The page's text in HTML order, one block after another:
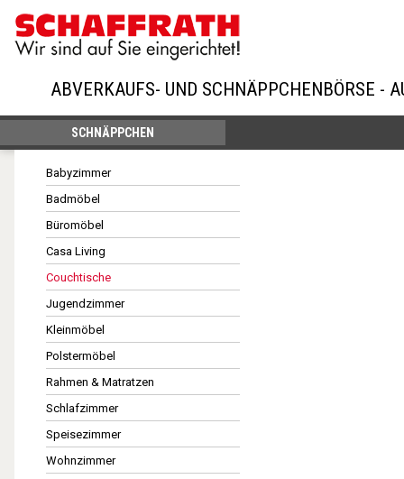
ABVERKAUFS- UND SCHNÄPPCHENBÖRSE -
SCHNÄPPCHEN
Babyzimmer
Badmöbel
Büromöbel
Casa Living
Couchtische
Jugendzimmer
Kleinmöbel
Polstermöbel
Rahmen & Matratzen
Schlafzimmer
Speisezimmer
Wohnzimmer